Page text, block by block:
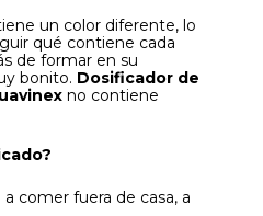
un color diferente, lo
qué contiene cada
de formar en su
bonito. Dosificador de
no contiene
a comer fuera de casa, a